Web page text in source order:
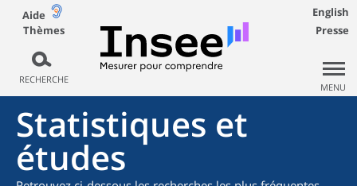
Aide
Thèmes
RECHERCHE
English
Presse
MENU
Statistiques et
études